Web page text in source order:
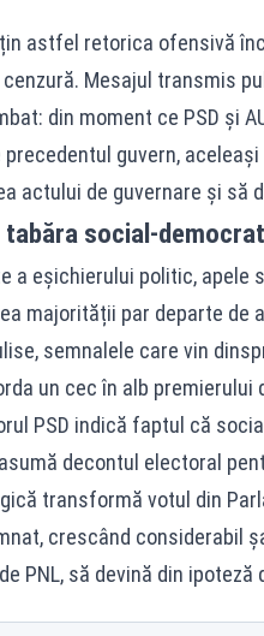
astfel retorica ofensivă
Mesajul transmis
din moment ce PSD și
guvern,
actului de guvernare și să
tabăra social-
a eșichierului politic,
majorității par departe de
semnalele care vin
un cec în alb premierului
PSD indică faptul că
decontul electoral
transformă votul din
crescând considerabil
PNL, să devină din